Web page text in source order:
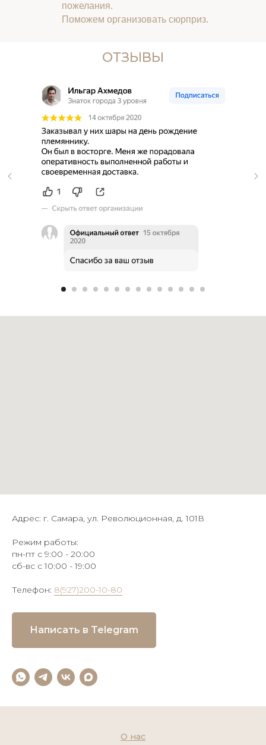
пожелания.
Поможем организовать сюрприз.
ОТЗЫВЫ
Адрес: г. Самара, ул. Революционная, д. 101В
Режим работы:
пн-пт с 9:00 - 20:00
сб-вс с 10:00 - 19:00
Телефон: 8(927)200-10-80
Написать в Telegram
О нас